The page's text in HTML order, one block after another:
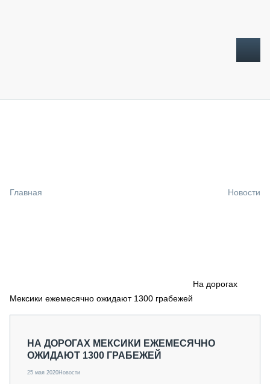
СПЕЦПРОЕКТЫ
О ПРОЕКТЕ
Главная Новости
На дорогах
Мексики ежемесячно ожидают 1300 грабежей
НА ДОРОГАХ МЕКСИКИ ЕЖЕМЕСЯЧНО
ОЖИДАЮТ 1300 ГРАБЕЖЕЙ
25 мая 2020Новости